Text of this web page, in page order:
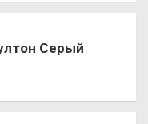
Серый